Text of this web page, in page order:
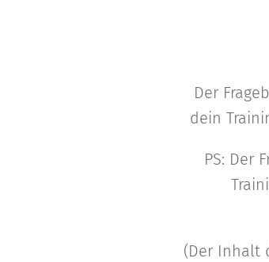
Der
dein
PS: Der
(Der Inhalt